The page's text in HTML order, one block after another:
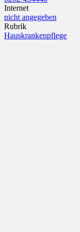
Internet
nicht angegeben
Rubrik
Hauskrankenpflege